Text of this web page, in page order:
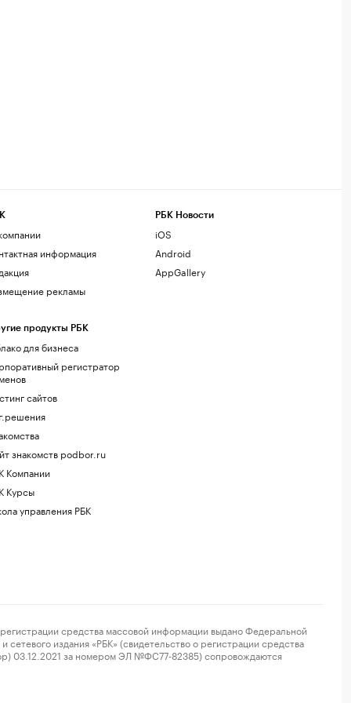
информация
рекламы
продукты РБК
для бизнеса
регистратор
сайтов
знакомств podbor.ru
Компании
Курсы
управления РБК
РБК Новости
iOS
Android
AppGallery
средства массовой информации выдано Федеральной
издания «РБК» (свидетельство о регистрации средства
03.12.2021 за номером ЭЛ №ФС77-82385) сопровождаются